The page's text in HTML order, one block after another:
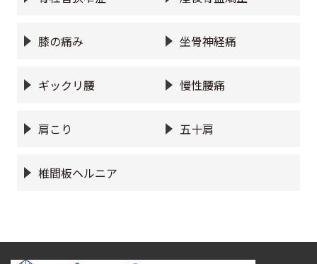
膝の痛み 坐骨神経痛
ギックリ腰 慢性腰痛
肩こり 五十肩
椎間板ヘルニア